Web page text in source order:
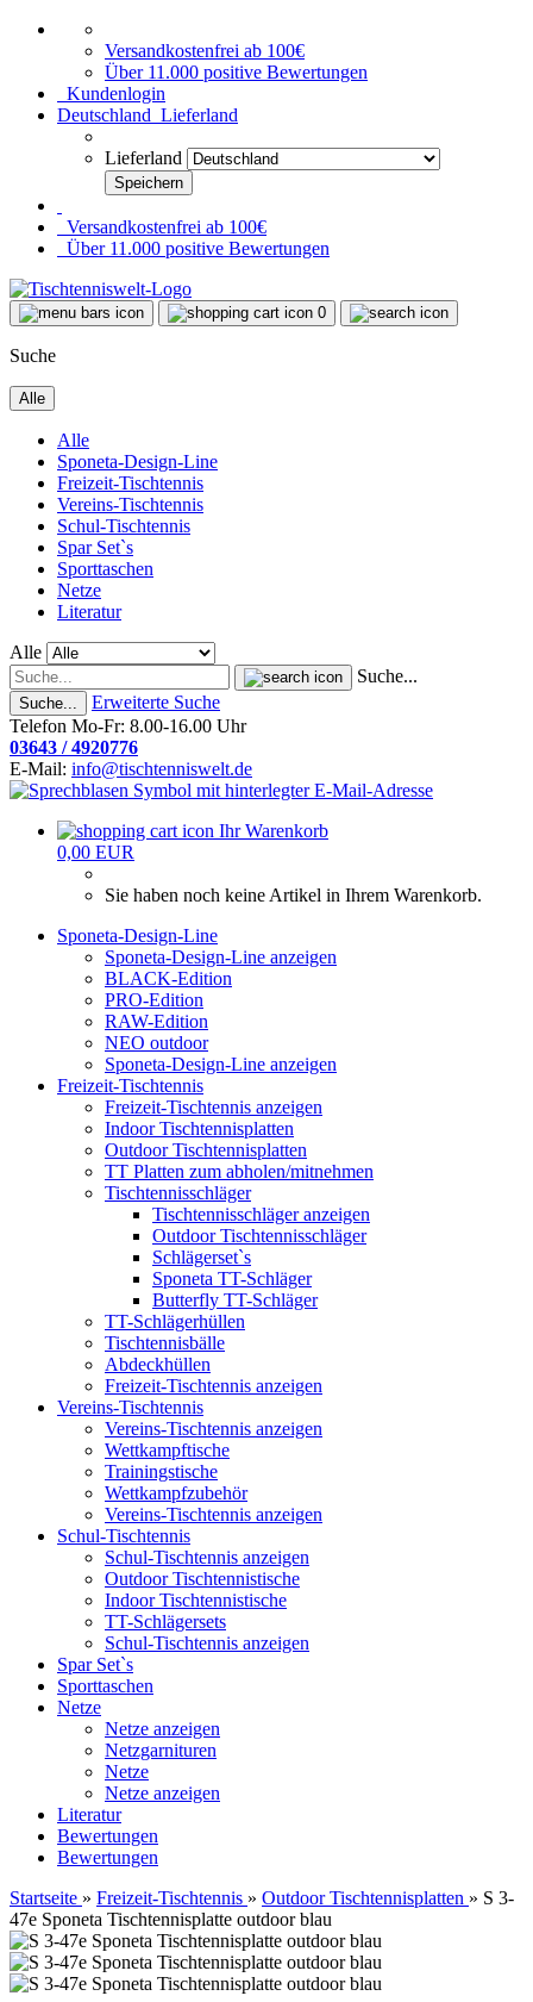
Versandkostenfrei ab 100€
Über 11.000 positive Bewertungen
Kundenlogin
Deutschland Lieferland
Lieferland
Versandkostenfrei ab 100€
Über 11.000 positive Bewertungen
0
Suche
Alle
Alle
Sponeta-Design-Line
Freizeit-Tischtennis
Vereins-Tischtennis
Schul-Tischtennis
Spar Set`s
Sporttaschen
Netze
Literatur
Alle
Suche...
Suche...
Erweiterte Suche
Telefon Mo-Fr: 8.00-16.00 Uhr
03643 / 4920776
E-Mail: info@tischtenniswelt.de
Ihr Warenkorb
0,00 EUR
Sie haben noch keine Artikel in Ihrem Warenkorb.
Sponeta-Design-Line
Sponeta-Design-Line anzeigen
BLACK-Edition
PRO-Edition
RAW-Edition
NEO outdoor
Sponeta-Design-Line anzeigen
Freizeit-Tischtennis
Freizeit-Tischtennis anzeigen
Indoor Tischtennisplatten
Outdoor Tischtennisplatten
TT Platten zum abholen/mitnehmen
Tischtennisschläger
Tischtennisschläger anzeigen
Outdoor Tischtennisschläger
Schlägerset`s
Sponeta TT-Schläger
Butterfly TT-Schläger
TT-Schlägerhüllen
Tischtennisbälle
Abdeckhüllen
Freizeit-Tischtennis anzeigen
Vereins-Tischtennis
Vereins-Tischtennis anzeigen
Wettkampftische
Trainingstische
Wettkampfzubehör
Vereins-Tischtennis anzeigen
Schul-Tischtennis
Schul-Tischtennis anzeigen
Outdoor Tischtennistische
Indoor Tischtennistische
TT-Schlägersets
Schul-Tischtennis anzeigen
Spar Set`s
Sporttaschen
Netze
Netze anzeigen
Netzgarnituren
Netze
Netze anzeigen
Literatur
Bewertungen
Bewertungen
Startseite » Freizeit-Tischtennis » Outdoor Tischtennisplatten » S 3-
47e Sponeta Tischtennisplatte outdoor blau